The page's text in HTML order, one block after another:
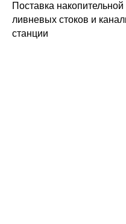
Поставка
ливневых стоков и
станции